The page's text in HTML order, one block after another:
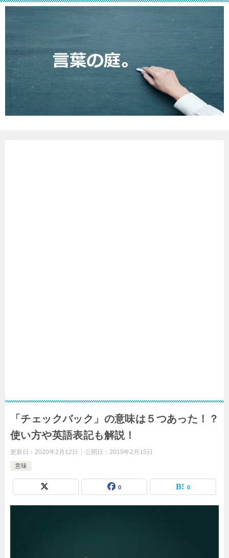
「チェックバック」の意味は５つあった！？
使い方や英語表記も解説！
更新日： 2020年2月12日 公開日： 2019年2月15日
意味
0 0